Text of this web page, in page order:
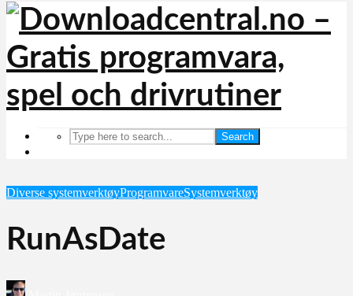
Search
Diverse systemverktøyProgramvareSystemverktøy
RunAsDate